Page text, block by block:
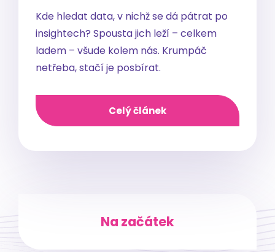
Kde hledat data, v nichž se dá pátrat po
insightech? Spousta jich leží – celkem
ladem – všude kolem nás. Krumpáč
netřeba, stačí je posbírat.
Celý článek
Na začátek